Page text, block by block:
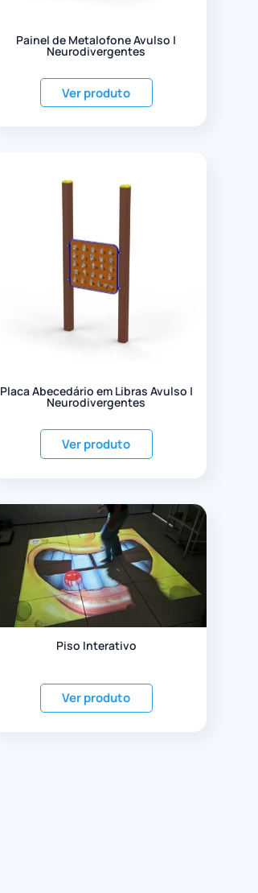
Painel de Metalofone Avulso |
Neurodivergentes
Ver produto
Placa Abecedário em Libras Avulso |
Neurodivergentes
Ver produto
Piso Interativo
Ver produto